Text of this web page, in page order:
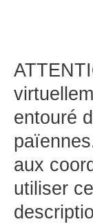
entouré
aux
utiliser